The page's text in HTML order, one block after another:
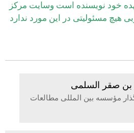
خود نویسنده است وسایت مرکز
هیچ مسئولیتی در این مورد ندارد
بن صقر السلمى
مؤسسه بین المللی مطالعات